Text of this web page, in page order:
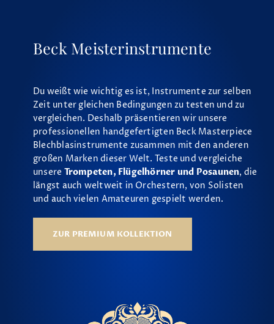
Beck Meisterinstrumente
Du weißt wie wichtig es ist, Instrumente zur selben
Zeit unter gleichen Bedingungen zu testen und zu
vergleichen. Deshalb präsentieren wir unsere
professionellen handgefertigten Beck Masterpiece
Blechblasinstrumente zusammen mit den anderen
großen Marken dieser Welt. Teste und vergleiche
unsere Trompeten, Flügelhörner und Posaunen, die
längst auch weltweit in Orchestern, von Solisten
und auch vielen Amateuren gespielt werden.
ZUR PREMIUM KOLLEKTION